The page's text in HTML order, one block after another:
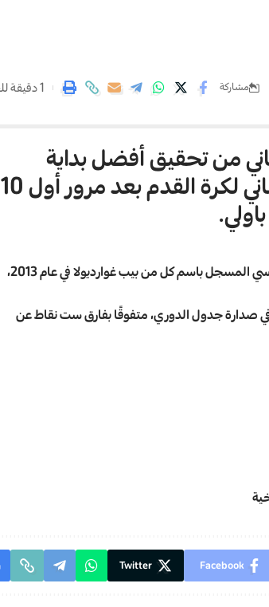
مشاركة 1 دقيقة للقراءة
من تحقيق أفضل بداية
لمدرب مع بايرن ميونيخ في الدوري الألماني لكرة القدم بعد مرور أول 10
.
وبهذا الفوز، رفع بايرن ميونيخ رصيده إلى 26 نقطة، ليعادل الرقم القياسي المسجل باسم كل من بيب غوارديولا في عام 2013،
صدارة جدول الدوري، متفوقًا بفارق ست نقاط عن
Facebook
Twitter